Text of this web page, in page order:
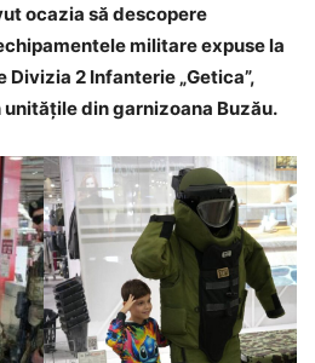
ocazia să descopere
militare expuse la
2 Infanterie „Getica”,
din garnizoana Buzău.